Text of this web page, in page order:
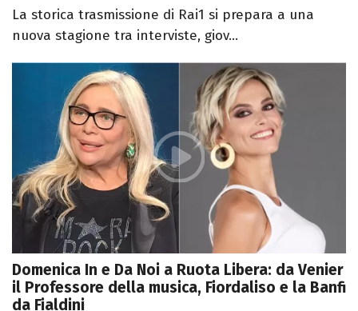
La storica trasmissione di Rai1 si prepara a una
nuova stagione tra interviste, giov...
Domenica In e Da Noi a Ruota Libera: da Venier
il Professore della musica, Fiordaliso e la Banfi
da Fialdini